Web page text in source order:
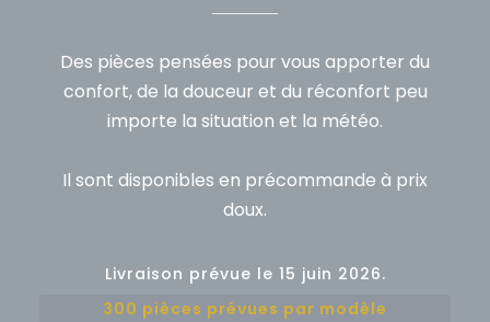
Des pièces pensées pour vous apporter du
confort, de la douceur et du réconfort peu
importe la situation et la météo.
Il sont disponibles en précommande à prix
doux.
Livraison prévue le 15 juin 2026.
300 pièces prévues par modèle